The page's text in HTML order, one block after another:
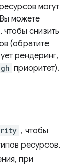
могут
можете
снизить
(обратите
рендеринг,
приоритет).
, чтобы
ресурсов,
при